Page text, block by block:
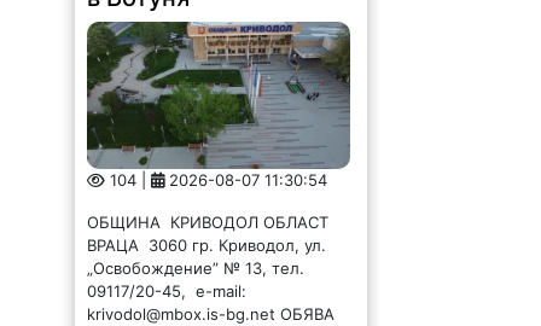
104 | 2026-08-07 11:30:54
ОБЩИНА КРИВОДОЛ ОБЛАСТ
ВРАЦА 3060 гр. Криводол, ул.
„Освобождение” № 13, тел.
09117/20-45, e-mail:
krivodol@mbox.is-bg.net ОБЯВА